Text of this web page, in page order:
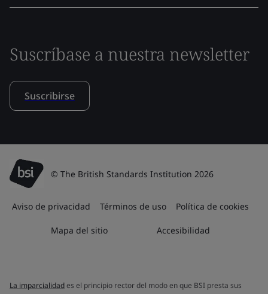
Suscríbase a nuestra newsletter
Suscribirse
© The British Standards Institution 2026
Aviso de privacidad Términos de uso Política de cookies
Mapa del sitio Accesibilidad
La imparcialidades el principio rector del modo en que BSI presta sus